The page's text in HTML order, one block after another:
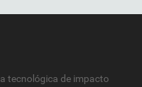
tecnológica de impacto